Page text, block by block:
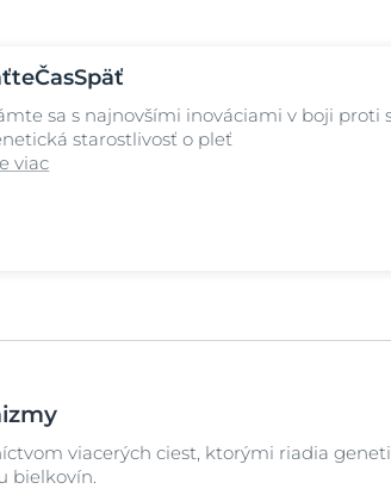
sa s najnovšími inováciami v boji proti
starostlivosť o pleť
viac
viacerých ciest, ktorými riadia
bielkovín.